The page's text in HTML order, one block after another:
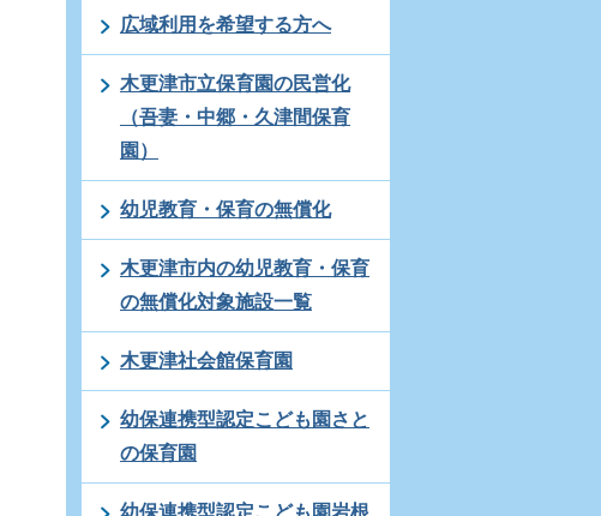
広域利用を希望する方へ
木更津市立保育園の民営化
（吾妻・中郷・久津間保育
園）
幼児教育・保育の無償化
木更津市内の幼児教育・保育
の無償化対象施設一覧
木更津社会館保育園
幼保連携型認定こども園さと
の保育園
幼保連携型認定こども園岩根